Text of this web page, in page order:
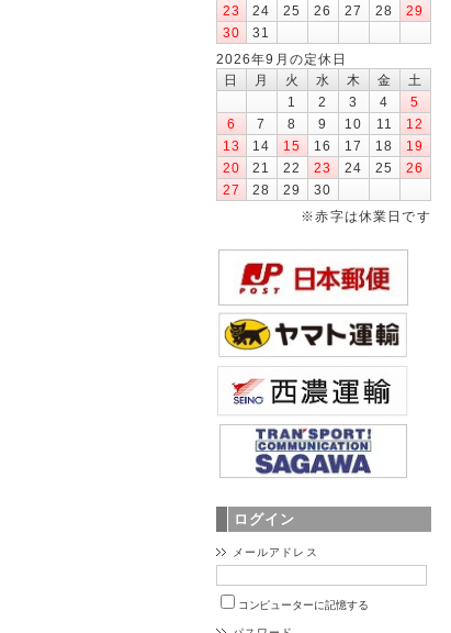
23
24 25 26 27 28
29
30
31
2026年9月の定休日
日
月 火 水 木 金
土
1
2 3 4
5
6
7 8 9 10 11
12
13
14 15 16 17 18
19
20
21 22 23 24 25
26
27
28 29
30
※赤字は休業日です
ログイン
メールアドレス
コンピューターに記憶する